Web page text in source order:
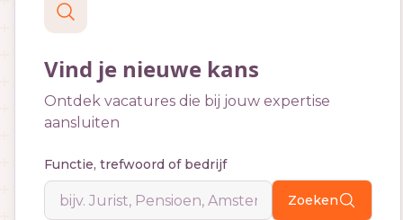
Vind je nieuwe kans
Ontdek vacatures die bij jouw expertise
aansluiten
Functie, trefwoord of bedrijf
Zoeken